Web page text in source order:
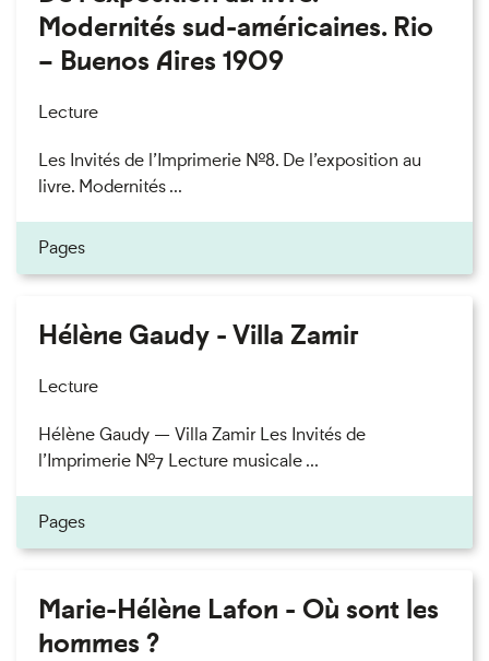
Modernités sud-américaines. Rio
– Buenos Aires 1909
Lecture
Les Invités de l’Imprimerie n°8. De l’exposition au
livre. Modernités ...
Pages
Hélène Gaudy - Villa Zamir
Lecture
Hélène Gaudy — Villa Zamir Les Invités de
l’Imprimerie n°7 Lecture musicale ...
Pages
Marie-Hélène Lafon - Où sont les
hommes ?